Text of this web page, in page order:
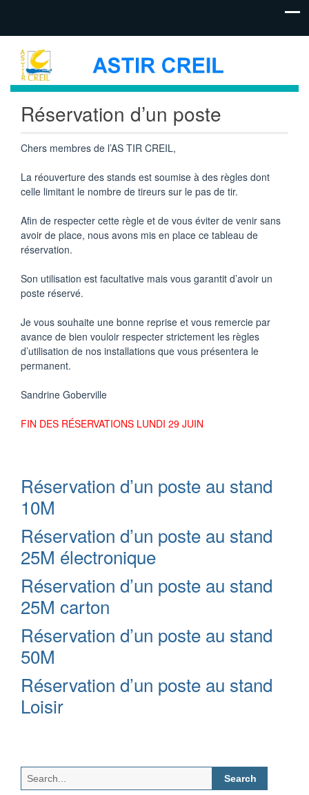
Réservation d’un poste
Chers membres de l’AS TIR CREIL,
La réouverture des stands est soumise à des règles dont
celle limitant le nombre de tireurs sur le pas de tir.
Afin de respecter cette règle et de vous éviter de venir sans
avoir de place, nous avons mis en place ce tableau de
réservation.
Son utilisation est facultative mais vous garantit d’avoir un
poste réservé.
Je vous souhaite une bonne reprise et vous remercie par
avance de bien vouloir respecter strictement les règles
d’utilisation de nos installations que vous présentera le
permanent.
Sandrine Goberville
FIN DES RÉSERVATIONS LUNDI 29 JUIN
Réservation d’un poste au stand
10M
Réservation d’un poste au stand
25M électronique
Réservation d’un poste au stand
25M carton
Réservation d’un poste au stand
50M
Réservation d’un poste au stand
Loisir
Search
for: